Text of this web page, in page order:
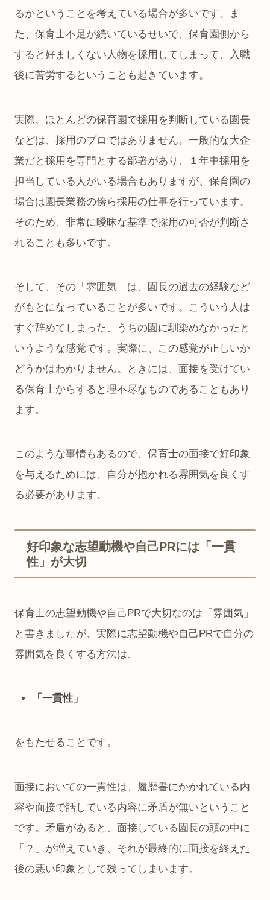
るかということを考えている場合が多いです。ま
た、保育士不足が続いているせいで、保育園側から
すると好ましくない人物を採用してしまって、入職
後に苦労するということも起きています。
実際、ほとんどの保育園で採用を判断している園長
などは、採用のプロではありません。一般的な大企
業だと採用を専門とする部署があり、１年中採用を
担当している人がいる場合もありますが、保育園の
場合は園長業務の傍ら採用の仕事を行っています。
そのため、非常に曖昧な基準で採用の可否が判断さ
れることも多いです。
そして、その「雰囲気」は、園長の過去の経験など
がもとになっていることが多いです。こういう人は
すぐ辞めてしまった、うちの園に馴染めなかったと
いうような感覚です。実際に、この感覚が正しいか
どうかはわかりません。ときには、面接を受けてい
る保育士からすると理不尽なものであることもあり
ます。
このような事情もあるので、保育士の面接で好印象
を与えるためには、自分が抱かれる雰囲気を良くす
る必要があります。
好印象な志望動機や自己PRには「一貫
性」が大切
保育士の志望動機や自己PRで大切なのは「雰囲気」
と書きましたが、実際に志望動機や自己PRで自分の
雰囲気を良くする方法は、
「一貫性」
をもたせることです。
面接においての一貫性は、履歴書にかかれている内
容や面接で話している内容に矛盾が無いということ
です。矛盾があると、面接している園長の頭の中に
「？」が増えていき、それが最終的に面接を終えた
後の悪い印象として残ってしまいます。